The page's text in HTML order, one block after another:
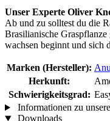
Unser Experte Oliver
Ab und zu solltest du die
Brasilianische
wachsen beginnt und sich
Marken (Hersteller):
Herkunft:
Schwierigkeitsgrad:
Informationen zu
Downloads